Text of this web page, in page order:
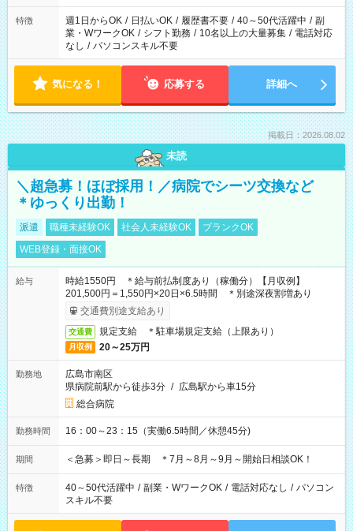
特徴 週1日からOK / 日払いOK / 履歴書不要 / 40～50代活躍中 / 副
業・WワークOK / シフト勤務 / 10名以上の大量募集 / 電話対応
なし / パソコンスキル不要
気になる！ 応募する 詳細へ
掲載日：2026.08.02
未読
＼超急募！ほぼ採用！／病院でシーツ交換など
＊ゆっくり出勤！
派遣 職種未経験OK 社会人未経験OK
ブランクOK
WEB登録・面接OK
給与
時給1550円 ＊給与前払制度あり（稼働分）【月収例】
201,500円＝1,550円×20日×6.5時間 ＊別途深夜割増あり
交通費別途支給あり
交通費 規定支給 ＊駐車場規定支給（上限あり）
月収例 20～25万円
勤務地
広島市南区
県病院前駅から徒歩3分 / 広島駅から車15分
総合病院
勤務時間 16：00～23：15（実働6.5時間／休憩45分)
期間 ＜急募＞即日～長期 ＊7月～8月～9月～開始日相談OK！
特徴 40～50代活躍中 / 副業・WワークOK / 電話対応なし / パソコン
スキル不要